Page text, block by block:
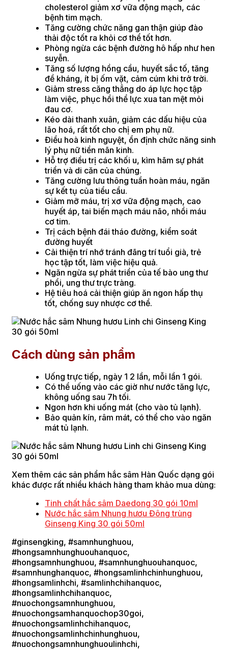
cholesterol giảm xơ vữa động mạch, các
bệnh tim mạch.
Tăng cường chức năng gan thận giúp đào
thải độc tốt ra khỏi cơ thể tốt hơn.
Phòng ngừa các bệnh đường hô hấp như hen
suyễn.
Tăng số lượng hồng cầu, huyết sắc tố, tăng
đề kháng, ít bị ốm vặt, cảm cúm khi trở trời.
Giảm stress căng thẳng do áp lực học tập
làm việc, phục hồi thể lực xua tan mệt mỏi
đau cơ.
Kéo dài thanh xuân, giảm các dấu hiệu của
lão hoá, rất tốt cho chị em phụ nữ.
Điều hoà kinh nguyệt, ổn định chức năng sinh
lý phụ nữ tiền mãn kinh.
Hỗ trợ điều trị các khối u, kìm hãm sự phát
triển và di căn của chúng.
Tăng cường lưu thông tuần hoàn máu, ngăn
sự kết tụ của tiểu cầu.
Giảm mỡ máu, trị xơ vữa động mạch, cao
huyết áp, tai biến mạch máu não, nhồi máu
cơ tim.
Trị cách bệnh đái tháo đường, kiểm soát
đường huyết
Cải thiện trí nhớ tránh đãng trí tuổi già, trẻ
học tập tốt, làm việc hiệu quả.
Ngăn ngừa sự phát triển của tế bào ung thư
phổi, ung thư trực tràng.
Hệ tiêu hoá cải thiện giúp ăn ngon hấp thụ
tốt, chống suy nhược cơ thể.
Cách dùng sản phẩm
Uống trực tiếp, ngày 1 2 lần, mỗi lần 1 gói.
Có thể uống vào các giờ như nước tăng lực,
không uống sau 7h tối.
Ngon hơn khi uống mát (cho vào tủ lạnh).
Bảo quản kín, râm mát, có thể cho vào ngăn
mát tủ lạnh.
Xem thêm các sản phẩm hắc sâm Hàn Quốc dạng gói
khác được rất nhiều khách hàng tham khảo mua dùng:
Tinh chất hắc sâm Daedong 30 gói 10ml
Nước hắc sâm Nhung hươu Đông trùng
Ginseng King 30 gói 50ml
#ginsengking, #samnhunghuou,
#hongsamnhunghuouhanquoc,
#hongsamnhunghuou, #samnhunghuouhanquoc,
#samnhunghanquoc, #hongsamlinhchinhunghuou,
#hongsamlinhchi, #samlinhchihanquoc,
#hongsamlinhchihanquoc,
#nuochongsamnhunghuou,
#nuochongsamhanquochop30goi,
#nuochongsamlinhchihanquoc,
#nuochongsamlinhchinhunghuou,
#nuochongsamnhunghuoulinhchi,